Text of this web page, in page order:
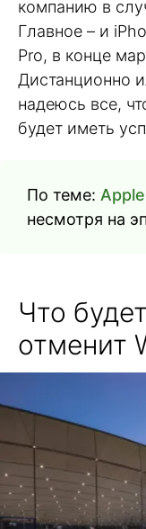
компанию в
Главное – и
Pro, в конце
Дистанционно
надеюсь все,
будет иметь
По теме:
несмотря на
Что
отменит